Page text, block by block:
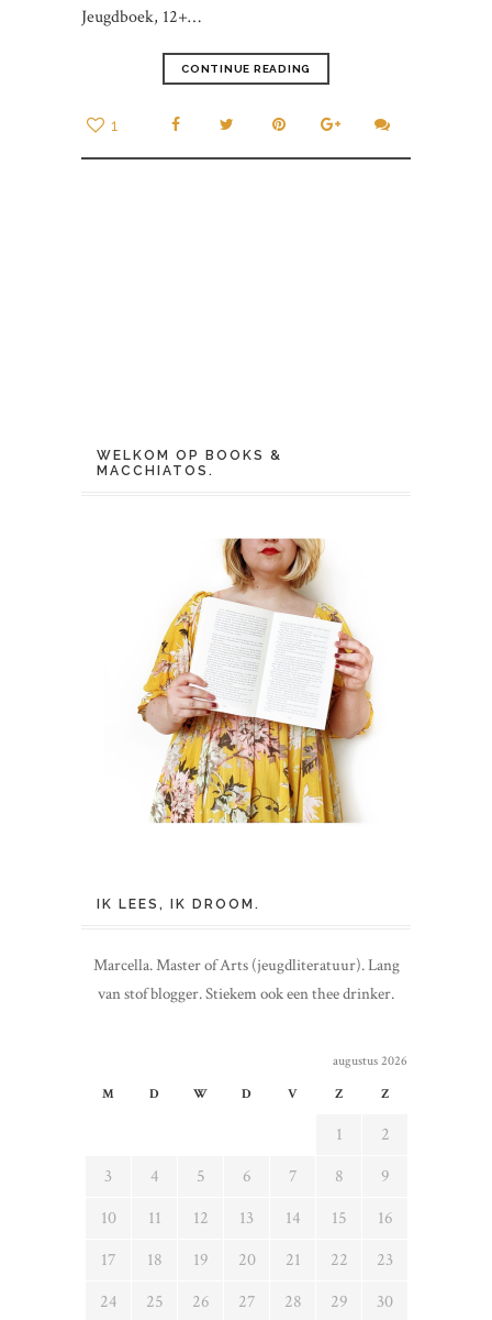
Jeugdboek, 12+…
CONTINUE READING
1
WELKOM OP BOOKS &
MACCHIATOS.
IK LEES, IK DROOM.
Marcella. Master of Arts (jeugdliteratuur). Lang
van stof blogger. Stiekem ook een thee drinker.
augustus 2026
M
D W D V Z Z
1
2
3
4 5 6 7 8
9
10
11 12 13 14 15
16
17
18 19 20 21 22
23
24
25 26 27 28 29 30